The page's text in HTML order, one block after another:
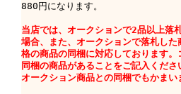
880円になります。
当店では、オークションで2品以上落
場合、また、オークションで落札した
格の商品の同梱に対応しております。
同梱の商品があることをご記入くださ
オークション商品との同梱でもかまい